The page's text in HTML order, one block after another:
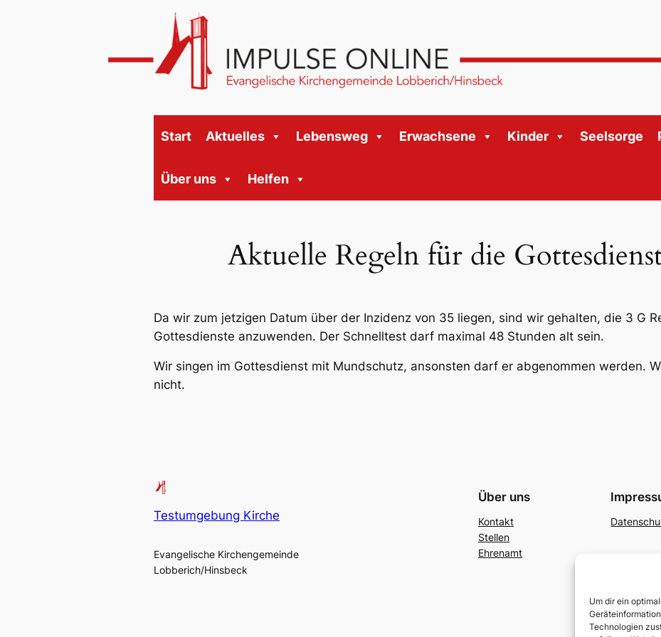
Um dir ein
Technologien
Start Aktuelles Lebensweg Erwachsene Kinder Seelsorge
Über uns Helfen
Aktuelle Regeln für die
Da wir zum jetzigen Datum über der Inzidenz von 35 liegen, sind wir gehalten, die 3 G
Gottesdienste anzuwenden. Der Schnelltest darf maximal 48 Stunden alt sein.
Wir singen im Gottesdienst mit Mundschutz, ansonsten darf er abgenommen werden.
nicht.
Testumgebung Kirche
Evangelische Kirchengemeinde
Lobberich/Hinsbeck
Über uns
Kontakt
Stellen
Ehrenamt